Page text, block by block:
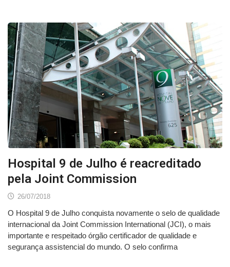
Hospital 9 de Julho é reacreditado
pela Joint Commission
26/07/2018
O Hospital 9 de Julho conquista novamente o selo de qualidade
internacional da Joint Commission International (JCI), o mais
importante e respeitado órgão certificador de qualidade e
segurança assistencial do mundo. O selo confirma